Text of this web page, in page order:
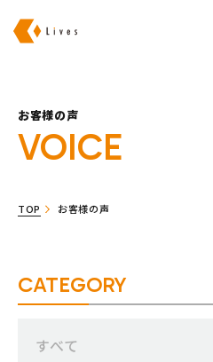
お客様の声
VOICE
TOP お客様の声
CATEGORY
すべて